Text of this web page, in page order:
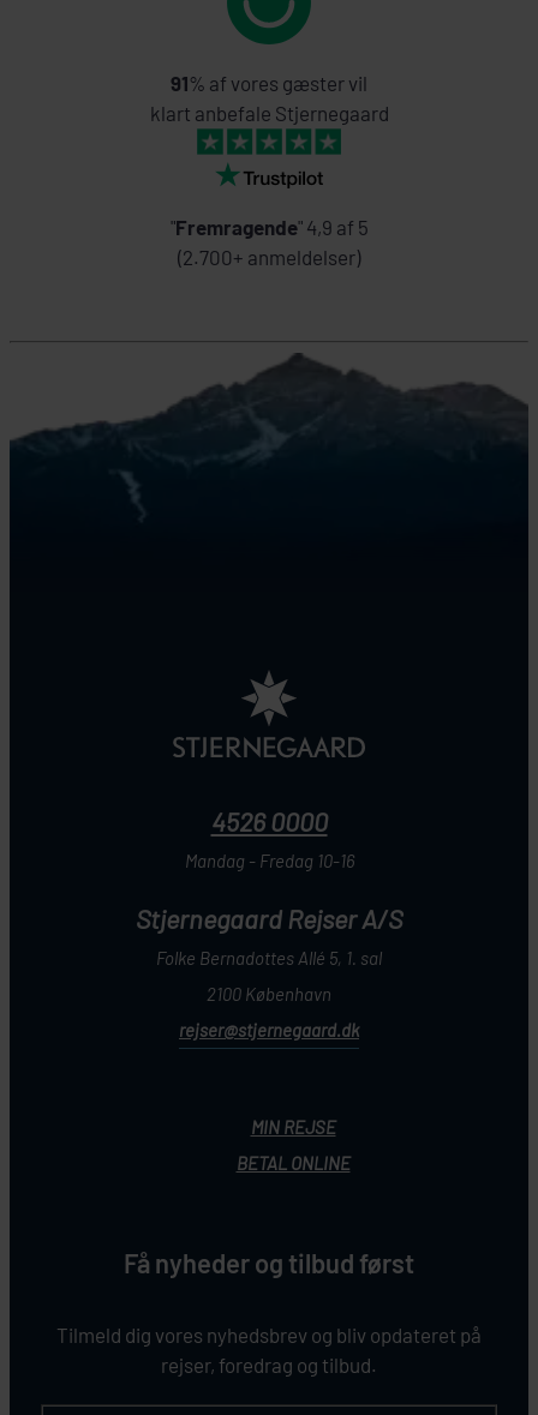
91% af vores gæster vil
klart anbefale Stjernegaard
"Fremragende" 4,9 af 5
(2.700+ anmeldelser)
4526 0000
Mandag - Fredag 10-16
Stjernegaard Rejser A/S
Folke Bernadottes Allé 5, 1. sal
2100 København
rejser@stjernegaard.dk
MIN REJSE
BETAL ONLINE
Få nyheder og tilbud først
Tilmeld dig vores nyhedsbrev og bliv opdateret på
rejser, foredrag og tilbud.